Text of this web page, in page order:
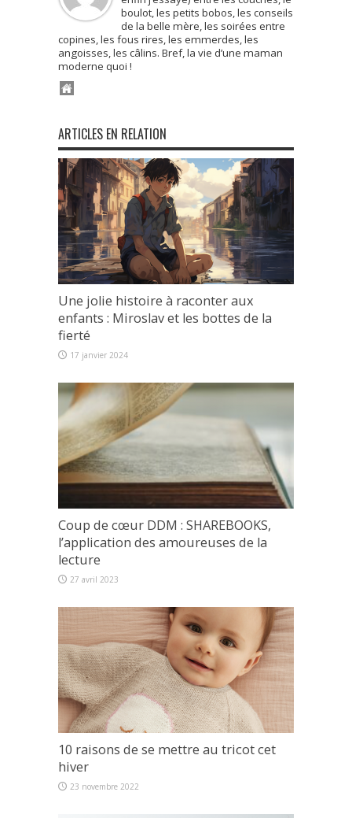
boulot, les petits bobos, les conseils
de la belle mère, les soirées entre
copines, les fous rires, les emmerdes, les
angoisses, les câlins. Bref, la vie d’une maman
moderne quoi !
ARTICLES EN RELATION
Une jolie histoire à raconter aux
enfants : Miroslav et les bottes de la
fierté
17 janvier 2024
Coup de cœur DDM : SHAREBOOKS,
l’application des amoureuses de la
lecture
27 avril 2023
10 raisons de se mettre au tricot cet
hiver
23 novembre 2022